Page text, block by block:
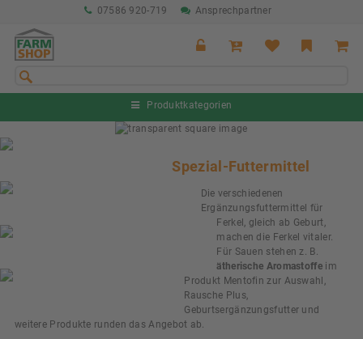
07586 920-719 Ansprechpartner
Produktkategorien
Spezial-Futtermittel
Die verschiedenen
Ergänzungsfuttermittel für
Ferkel, gleich ab Geburt,
machen die Ferkel vitaler.
Für Sauen stehen z. B.
ätherische Aromastoffeim
Produkt Mentofin zur Auswahl,
Rausche Plus,
Geburtsergänzungsfutter und
weitere Produkte runden das Angebot ab.